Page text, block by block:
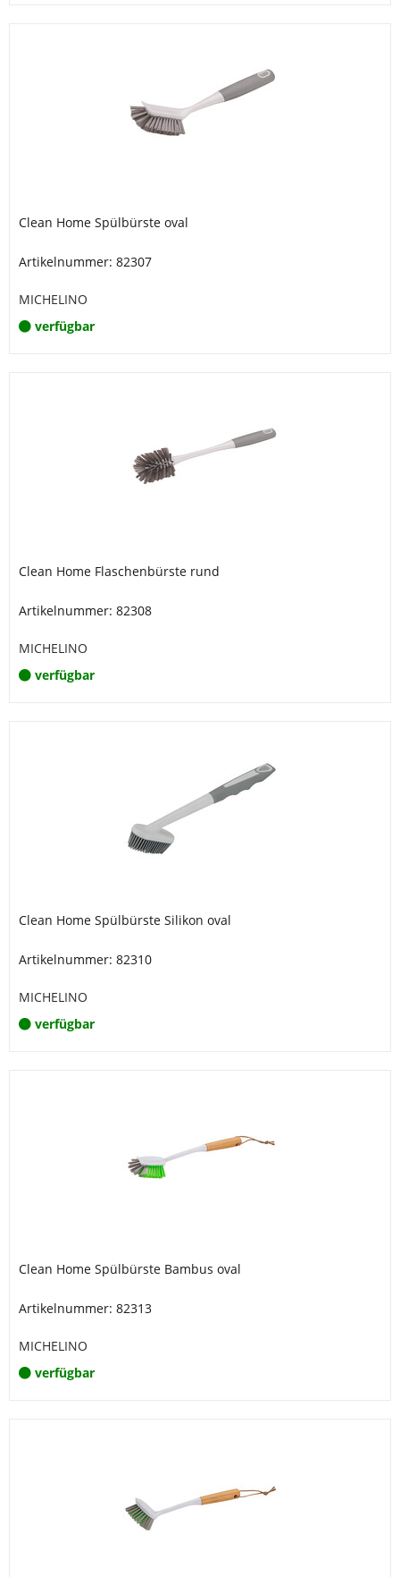
Clean Home Spülbürste oval
Artikelnummer: 82307
MICHELINO
verfügbar
Clean Home Flaschenbürste rund
Artikelnummer: 82308
MICHELINO
verfügbar
Clean Home Spülbürste Silikon oval
Artikelnummer: 82310
MICHELINO
verfügbar
Clean Home Spülbürste Bambus oval
Artikelnummer: 82313
MICHELINO
verfügbar